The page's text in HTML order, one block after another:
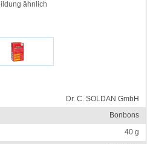
ähnlich
Dr. C. SOLDAN GmbH
Bonbons
40g